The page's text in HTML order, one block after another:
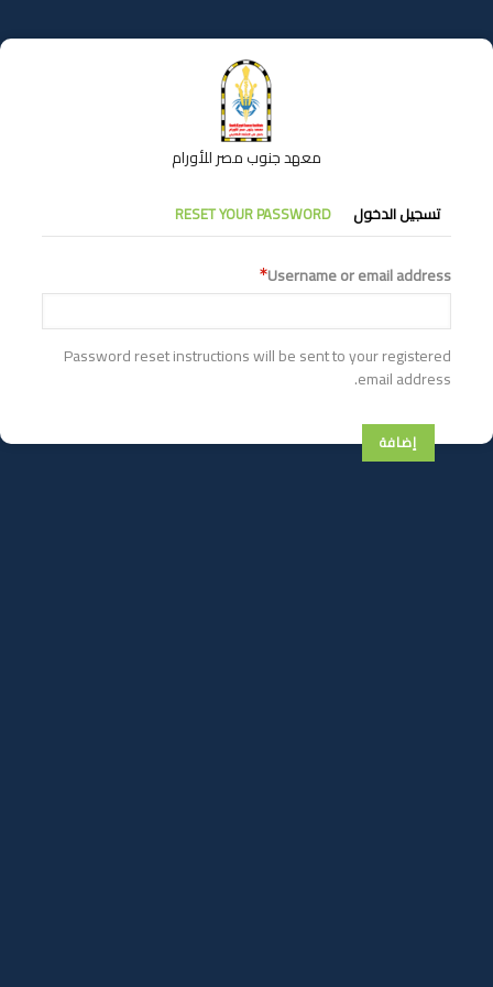
إلى
المحتوى
معهد جنوب مصر للأورام
التبويبات
الأساسية
تسجيل الدخول RESET YOUR PASSWORD
Username or email address
Password reset instructions will be sent to your registered
email address.